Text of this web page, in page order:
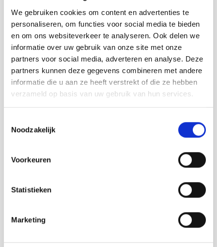
We gebruiken cookies om content en advertenties te
personaliseren, om functies voor social media te bieden
en om ons websiteverkeer te analyseren. Ook delen we
informatie over uw gebruik van onze site met onze
partners voor social media, adverteren en analyse. Deze
partners kunnen deze gegevens combineren met andere
informatie die u aan ze heeft verstrekt of die ze hebben
verzameld op basis van uw gebruik van hun services.
Noodzakelijk
Voorkeuren
Statistieken
Marketing
Anderen bekeken ook:
Strandpaviljoen de Piraat
Cadzand